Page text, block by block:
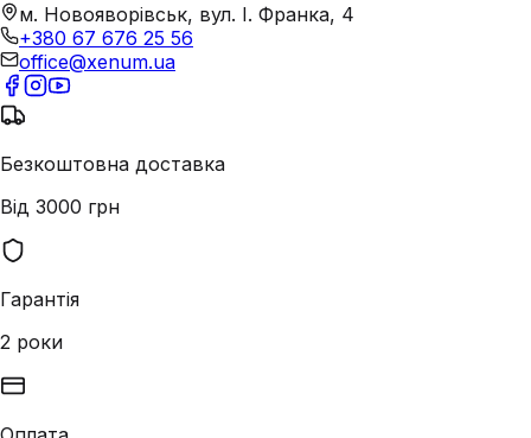
м. Новояворівськ, вул. І. Франка, 4
+380 67 676 25 56
office@xenum.ua
Безкоштовна доставка
Від 3000 грн
Гарантія
2 роки